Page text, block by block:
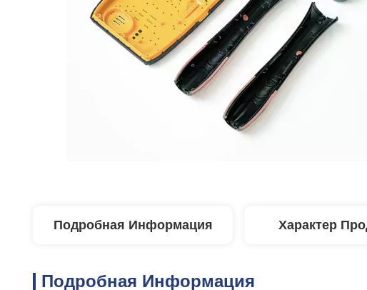
Подробная Информация Характер
Подробная Информация